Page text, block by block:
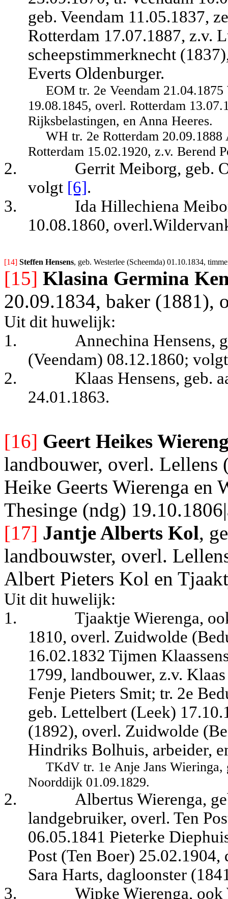
geb. Veendam 11.05.1837,
Rotterdam 17.07.1887, z.v.
scheepstimmerknecht
Everts Oldenburger.
EOM tr. 2e Veendam
19.08.1845, overl. Rotterdam
Rijksbelastingen, en Anna Heeres.
WH tr. 2e Rotterdam
Rotterdam 15.02.1920, z.v. Berend
2.
Gerrit Meiborg, geb.
volgt [6].
3.
Ida Hillechiena
10.08.1860,
[14] Steffen Hensens, geb. Westerlee (Scheemda) 01.10.1834,
[15] Klasina Germina
20.09.1834, baker (1881),
Uit dit huwelijk:
1.
Annechina Hensens,
(Veendam) 08.12.1860; volgt
2.
Klaas Hensens, geb.
24.01.1863.
[16] Geert Heikes
landbouwer, overl. Lellens
Heike Geerts Wierenga en
Thesinge (ndg)
[17] Jantje Alberts Kol,
landbouwster, overl.
Albert Pieters Kol en
Uit dit huwelijk:
1.
Tjaaktje Wierenga,
1810, overl. Zuidwolde
16.02.1832 Tijmen
1799, landbouwer, z.v.
Fenje Pieters Smit; tr. 2e
geb. Lettelbert (Leek)
(1892), overl. Zuidwolde
Hindriks Bolhuis, arbeider,
TKdV tr. 1e Anje Jans Wieringa,
Noorddijk 01.09.1829.
2.
Albertus Wierenga,
landgebruiker, overl. Ten
06.05.1841 Pieterke
Post (Ten Boer)
Sara Harts, dagloonster
3.
Wipke Wierenga,